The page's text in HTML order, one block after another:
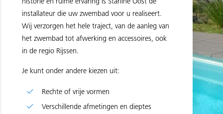
historie en ruime ervaring is Starline Oost de
installateur die uw zwembad voor u realiseert.
Wij verzorgen het hele traject, van de aanleg van
het zwembad tot afwerking en accessoires, ook
in de regio Rijssen.
Je kunt onder andere kiezen uit:
Rechte of vrije vormen
Verschillende afmetingen en dieptes